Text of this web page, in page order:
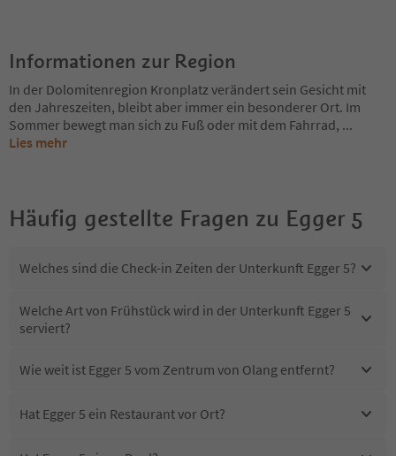
Informationen zur Region
In der Dolomitenregion Kronplatz verändert sein Gesicht mit
den Jahreszeiten, bleibt aber immer ein besonderer Ort. Im
Sommer bewegt man sich zu Fuß oder mit dem Fahrrad, ...
Lies mehr
Häufig gestellte Fragen zu Egger 5
Welches sind die Check-in Zeiten der Unterkunft Egger 5?
Welche Art von Frühstück wird in der Unterkunft Egger 5
serviert?
Wie weit ist Egger 5 vom Zentrum von Olang entfernt?
Hat Egger 5 ein Restaurant vor Ort?